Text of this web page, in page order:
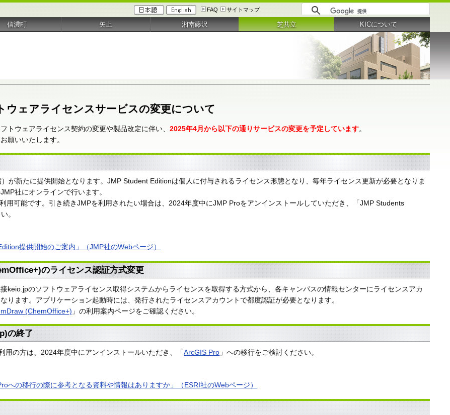
FAQ サイトマップ
ウェアライセンスサービスの変更について
トウェアライセンス契約の変更や製品改定に伴い、2025年4月から以下の通りサービスの変更を予定しています。
願いいたします。
）が新たに提供開始となります。JMP Student Editionは個人に付与されるライセンス形態となり、毎年ライセンス更新が必要となりま
社にオンラインで行います。
用可能です。引き続きJMPを利用されたい場合は、2024年度中にJMP Proをアンインストールしていただき、「JMP Students
。
提供開始のご案内」（JMP社のWebページ）
のライセンス認証方式変更
keio.jpのソフトウェアライセンス取得システムからライセンスを取得する方式から、各キャンパスの情報センターにライセンスアカ
ります。アプリケーション起動時には、発行されたライセンスアカウントで都度認証が必要となります。
(ChemOffice+) 」の利用案内ページをご確認ください。
の終了
用の方は、2024年度中にアンインストールいただき、「ArcGIS Pro 」への移行をご検討ください。
への移行の際に参考となる資料や情報はありますか」（ESRI社のWebページ）
信濃町 矢上 湘南藤沢 芝共立 KICについて